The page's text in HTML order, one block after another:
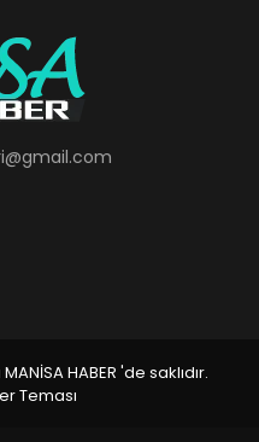
HABER 'de saklıdır.
Teması